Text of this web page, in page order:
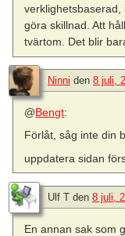
göra skillnad. Att
tvärtom. Det blir
Ninni den 8 juli,
@Bengt:
Förlåt, såg inte din
uppdatera sidan
Ulf T den 8 juli,
En annan sak som